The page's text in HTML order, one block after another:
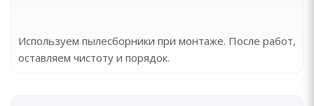
Используем пылесборники при монтаже. После работ,
оставляем чистоту и порядок.